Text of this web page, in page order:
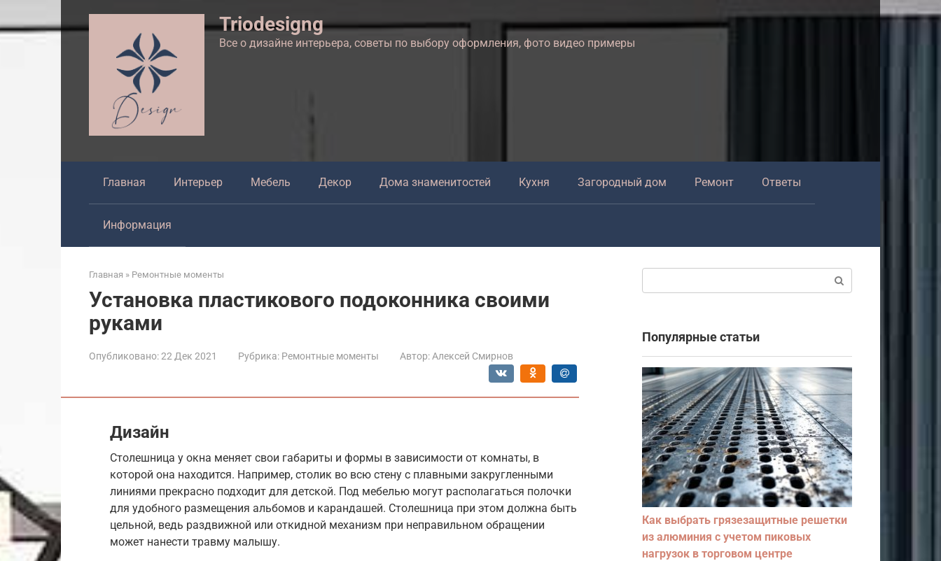
к
Triodesigng
Все о дизайне интерьера, советы по выбору оформления, фото видео примеры
Главная Интерьер Мебель Декор Дома знаменитостей Кухня Загородный дом Ремонт Ответы
Информация
Главная » Ремонтные моменты
Установка пластикового подоконника своими
руками
Опубликовано:22 Дек 2021 Рубрика: Ремонтные моменты Автор: Алексей Смирнов
Дизайн
Столешница у окна меняет свои габариты и формы в зависимости от комнаты, в
которой она находится. Например, столик во всю стену с плавными закругленными
линиями прекрасно подходит для детской. Под мебелью могут располагаться полочки
для удобного размещения альбомов и карандашей. Столешница при этом должна быть
цельной, ведь раздвижной или откидной механизм при неправильном обращении
может нанести травму малышу.
Популярные статьи
Как выбрать грязезащитные решетки
из алюминия с учетом пиковых
нагрузок в торговом центре